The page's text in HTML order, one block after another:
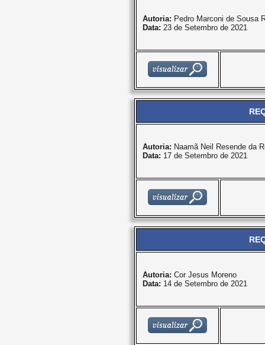
Autoria: Pedro Marconi de Sousa
Data: 23 de Setembro de 2021
Autoria: Naamã Neil Resende da
Data: 17 de Setembro de 2021
Autoria: Cor Jesus Moreno
Data: 14 de Setembro de 2021